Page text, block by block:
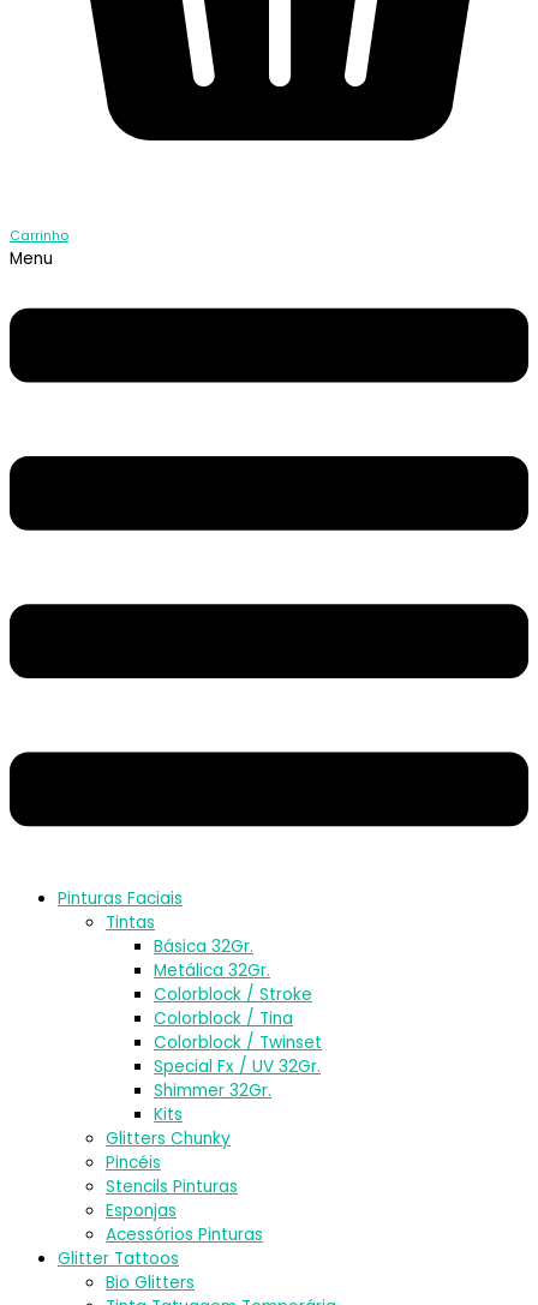
Carrinho
Menu
Pinturas Faciais
Tintas
Básica 32Gr.
Metálica 32Gr.
Colorblock / Stroke
Colorblock / Tina
Colorblock / Twinset
Special Fx / UV 32Gr.
Shimmer 32Gr.
Kits
Glitters Chunky
Pincéis
Stencils Pinturas
Esponjas
Acessórios Pinturas
Glitter Tattoos
Bio Glitters